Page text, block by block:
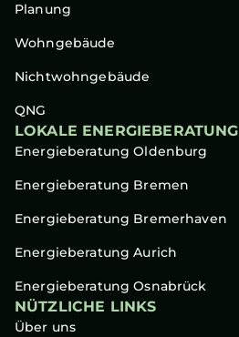
Planung
Wohngebäude
Nichtwohngebäude
QNG
LOKALE ENERGIEBERATUNG
Energieberatung Oldenburg
Energieberatung Bremen
Energieberatung Bremerhaven
Energieberatung Aurich
Energieberatung Osnabrück
NÜTZLICHE LINKS
Über uns